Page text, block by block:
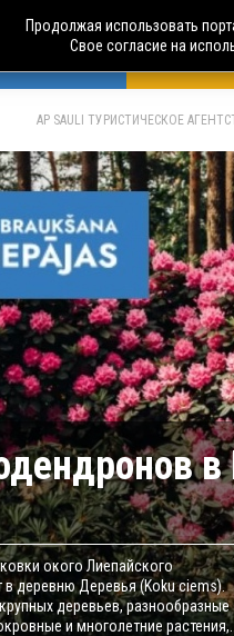
AP SAULI ТУРИСТИЧЕСКОЕ
окого Лиепайского
в деревню Деревья (Koku ciems).
деревьев, разнообразные
и многолетние
Продолжая использовать
Свое согласие на